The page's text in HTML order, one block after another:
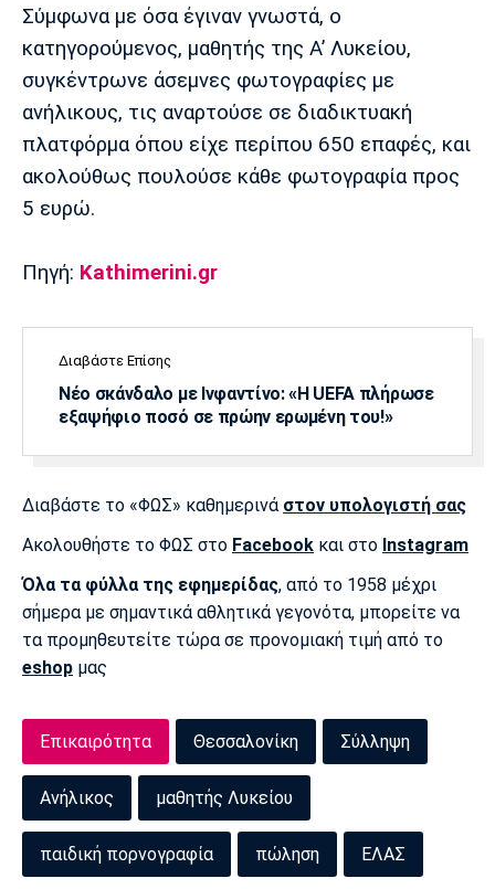
Μίλαν Μπάγερν
Μπορούσια
Ντόρτμουντ
Παρί Σεν
Ζερμέν
Πόρτο Μπενφίκα
Σύμφωνα με όσα έγιναν γνωστά, ο
κατηγορούμενος, μαθητής της Α’ Λυκείου,
συγκέντρωνε άσεμνες φωτογραφίες με
ανήλικους, τις αναρτούσε σε διαδικτυακή
πλατφόρμα όπου είχε περίπου 650 επαφές, και
ακολούθως πουλούσε κάθε φωτογραφία προς
5 ευρώ.
Πηγή: Kathimerini.gr
Διαβάστε Επίσης
Νέο σκάνδαλο με Ινφαντίνο: «Η UEFA πλήρωσε
εξαψήφιο ποσό σε πρώην ερωμένη του!»
Διαβάστε το «ΦΩΣ» καθημερινά στον υπολογιστή σας
Ακολουθήστε το ΦΩΣ στο Facebook και στο Instagram
Όλα τα φύλλα της εφημερίδας, από το 1958 μέχρι
σήμερα με σημαντικά αθλητικά γεγονότα, μπορείτε να
τα προμηθευτείτε τώρα σε προνομιακή τιμή από το
eshop μας
Επικαιρότητα Θεσσαλονίκη Σύλληψη
Ανήλικος μαθητής Λυκείου
παιδική πορνογραφία πώληση ΕΛΑΣ